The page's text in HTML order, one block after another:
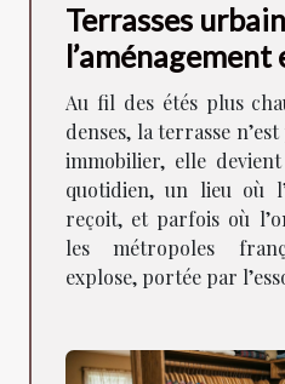
Terrasses
façonne la vie
Au fil des étés plus
denses, la terrasse
immobilier, elle
quotidien, un lieu où
reçoit, et parfois où
les métropoles
explose, portée par